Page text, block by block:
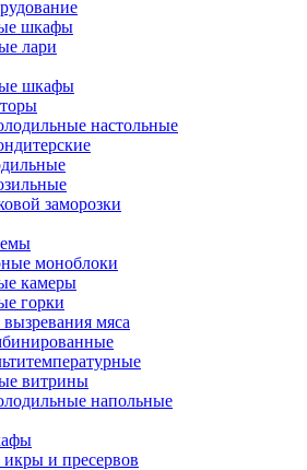
шкафы
лари
шкафы
настольные
заморозки
моноблоки
камеры
горки
мяса
витрины
напольные
и пресервов